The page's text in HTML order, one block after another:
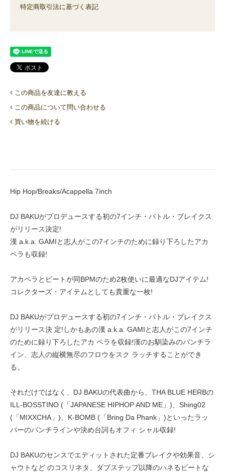
特定商取引法に基づく表記
この商品を友達に教える
この商品について問い合わせる
買い物を続ける
Hip Hop/Breaks/Acappella 7inch
DJ BAKUがプロデュースする初の7インチ・バトル・ブレイクス
がリリース決定!
漢 a.k.a. GAMIと志人がこの7インチのために録り下ろしたアカ
ペラも収録!
アカペラとビートが同BPMのため2枚使いに最適なDJアイテム!
コレクターズ・アイテムとしても貴重な一枚!
DJ BAKUがプロデュースする初の7インチ・バトル・ブレイクス
がリリース決 定!しかもあの漢 a.k.a. GAMIと志人がこの7インチ
のために録り下ろしたアカ ペラを収録!漢のお馴染みのパンチラ
イン、志人の縦横無尽のフロウをスク ラッチすることができ
る。
それだけではなく、DJ BAKUの代表曲から、THA BLUE HERBの
ILL-BOSSTINO (「JAPANESE HIPHOP AND ME」)、Shing02
(「MIXXCHA」)、K-BOMB (「Bring Da Phank」)といったラッ
パーのパンチラインや決め台詞もオフィ シャル収録!
DJ BAKUのセンスでエディットされた定番ブレイクや効果音、シ
ャウトなど のコスリネタ、ダブステップ以降のハネるビートな